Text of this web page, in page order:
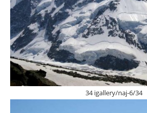
34 igallery/naj-6/34